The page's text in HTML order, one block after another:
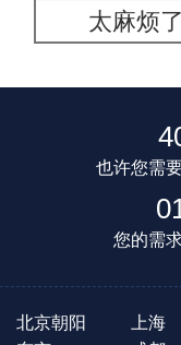
太麻烦
也许您需
您的需
北京朝阳 上海